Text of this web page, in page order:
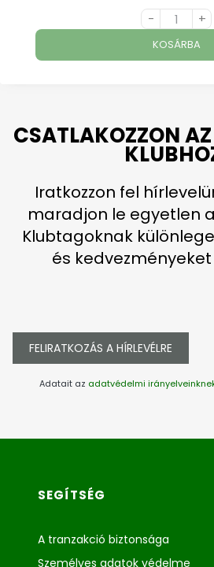
- +
KOSÁRBA
CSATLAKOZZON
Iratkozzon fel
maradjon le egyetlen
Klubtagoknak
és
FELIRATKOZÁS A HÍRLEVÉLRE
Adatait az adatvédelmi
Lábléc menü
SEGÍTSÉG
A tranzakció biztonsága
Személyes adatok védelme